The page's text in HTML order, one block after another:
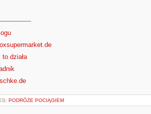
działa
PODRÓŻE POCIĄGIEM